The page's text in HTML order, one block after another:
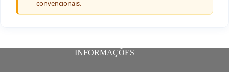
convencionais.
INFORMAÇÕES